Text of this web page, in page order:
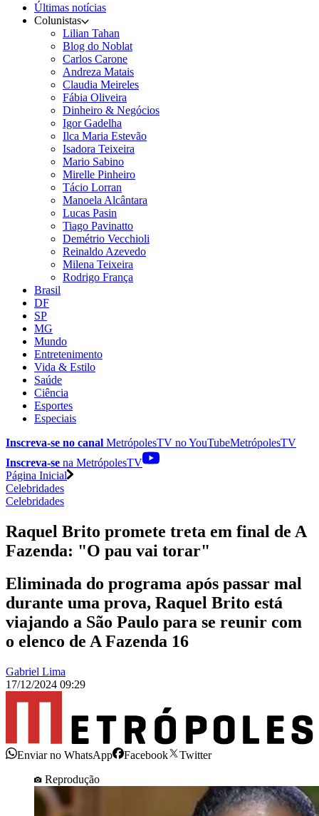
Últimas notícias
Colunistas
Lilian Tahan
Blog do Noblat
Carlos Carone
Andreza Matais
Claudia Meireles
Fábia Oliveira
Dinheiro & Negócios
Igor Gadelha
Ilca Maria Estevão
Isadora Teixeira
Mario Sabino
Mirelle Pinheiro
Tácio Lorran
Manoela Alcântara
Lucas Pasin
Tiago Pavinatto
Demétrio Vecchioli
Reinaldo Azevedo
Milena Teixeira
Rodrigo França
Brasil
DF
SP
MG
Mundo
Entretenimento
Vida & Estilo
Saúde
Ciência
Esportes
Especiais
Inscreva-se no canal MetrópolesTV noYouTubeMetrópolesTV
Inscreva-se na MetrópolesTV
Página Inicial
Celebridades
Celebridades
Raquel Brito promete treta em final de A
Fazenda: "O pau vai torar"
Eliminada do programa após passar mal
durante uma prova, Raquel Brito está
viajando a São Paulo para se reunir com
o elenco de A Fazenda 16
Gabriel Lima
17/12/2024 09:29
Enviar no WhatsApp Facebook
Twitter
Reprodução